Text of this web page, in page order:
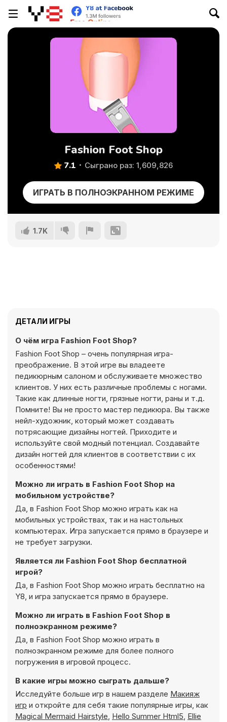
Fashion Foot Shop
7.1 Сыграно раз: 1,609,826
ИГРАТЬ В ПОЛНОЭКРАННОМ РЕЖИМЕ
1.7K
ДЕТАЛИ ИГРЫ
О чём игра Fashion Foot Shop?
Fashion Foot Shop – очень популярная игра-
преображение. В этой игре вы владеете
педикюрным салоном и обслуживаете множество
клиентов. У них есть различные проблемы с ногами.
Такие как длинные ногти, грязные ногти, раны и т.д.
Помните! Вы не просто мастер педикюра. Вы также
нейл-художник, который может создавать
потрясающие дизайны ногтей. Приходите и
используйте свой модный потенциал. Создавайте
дизайн ногтей для клиентов в соответствии с их
особенностями!
Можно ли играть в Fashion Foot Shop на
мобильном устройстве?
Да, в Fashion Foot Shop можно играть как на
мобильных устройствах, так и на настольных
компьютерах. Игра запускается прямо в браузере и
не требует загрузки.
Является ли Fashion Foot Shop бесплатной
игрой?
Да, в Fashion Foot Shop можно играть бесплатно на
Y8, и игра запускается прямо в браузере.
Можно ли играть в Fashion Foot Shop в
полноэкранном режиме?
Да, в Fashion Foot Shop можно играть в
полноэкранном режиме для более полного
погружения в игровой процесс.
В какие игры можно сыграть дальше?
Исследуйте больше игр в нашем разделе Макияж
игр и откройте для себя такие популярные игры, как
Magical Mermaid Hairstyle, Hello Summer Html5, Ellie